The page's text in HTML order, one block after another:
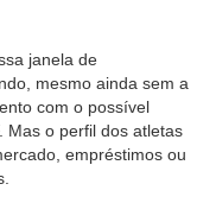
janela de
mesmo ainda sem a
com o possível
Mas o perfil dos atletas
empréstimos ou